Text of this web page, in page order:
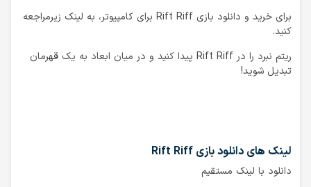
برای خرید و دانلود بازی Rift Riff برای کامپیوتر، به لینک زیرمراجعه
کنید.
ریتم نبرد را در Rift Riff پیدا کنید و در میان ابعاد به یک قهرمان
تبدیل شوید!
لینک های دانلود بازی Rift Riff
دانلود با لینک مستقیم